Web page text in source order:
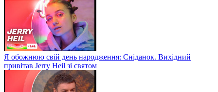
Я обожнюю свій день народження: Сніданок. Вихідний
привітав Jerry Heil зі святом